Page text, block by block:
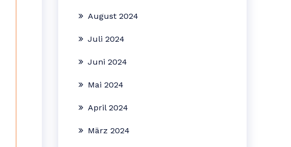
August 2024
Juli 2024
Juni 2024
Mai 2024
April 2024
März 2024